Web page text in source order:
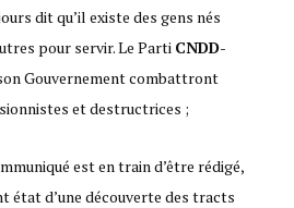
dit qu’il existe des gens nés
pour servir. Le Parti CNDD-
Gouvernement combattront
et destructrices ;
est en train d’être rédigé,
état d’une découverte des tracts